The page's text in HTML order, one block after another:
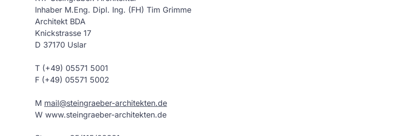
Inhaber M.Eng. Dipl. Ing. (FH) Tim Grimme
Architekt BDA
Knickstrasse 17
D 37170 Uslar
T (+49) 05571 5001
F (+49) 05571 5002
M mail@steingraeber-architekten.de
W www.steingraeber-architekten.de